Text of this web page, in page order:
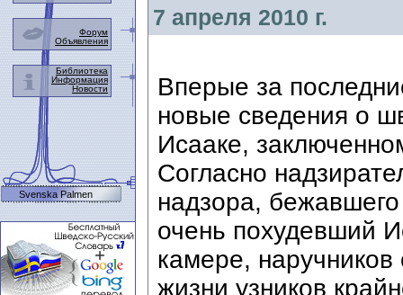
7 апреля 2010 г.
Вперые за
новые сведения о
Исааке,
Согласно
надзора,
очень похудевший
камере, наручников
жизни узников
Форум
Объявления
Библиотека
Информация
Новости
Svenska Palmen